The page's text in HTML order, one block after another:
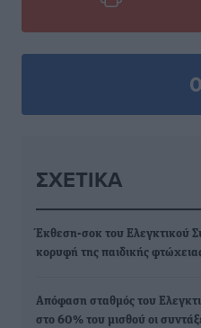
0
ΣΧΕΤΙΚΆ
Έκθεση-σοκ του Ελεγκτικού
κορυφή της παιδικής
Απόφαση σταθμός του
στο 60% του μισθού οι